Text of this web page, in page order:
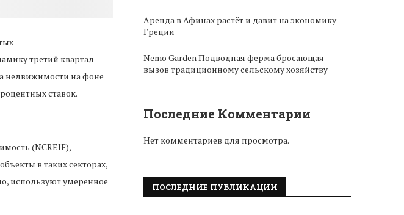
третий квартал
недвижимости на фоне
ставок.
(NCREIF),
в таких секторах,
используют умеренное
Аренда в Афинах растёт и давит на экономику
Греции
Nemo Garden Подводная ферма бросающая
вызов традиционному сельскому хозяйству
Последние Комментарии
Нет комментариев для просмотра.
ПОСЛЕДНИЕ ПУБЛИКАЦИИ